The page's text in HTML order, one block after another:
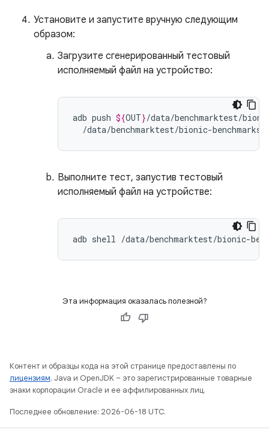
Установите и запустите вручную следующим
образом:
Загрузите сгенерированный тестовый
исполняемый файл на устройство:
adb push ${OUT}/data/benchmarktest/
Выполните тест, запустив тестовый
исполняемый файл на устройстве:
Эта информация оказалась полезной?
Контент и образцы кода на этой странице предоставлены по
лицензиям. Java и OpenJDK – это зарегистрированные товарные
знаки корпорации Oracle и ее аффилированных лиц.
Последнее обновление: 2026-06-18 UTC.